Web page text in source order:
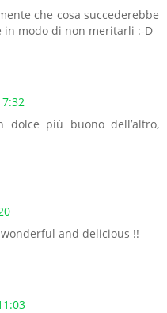
che cosa succederebbe
in modo di non meritarli :-D
dolce più buono dell’altro,
and delicious !!